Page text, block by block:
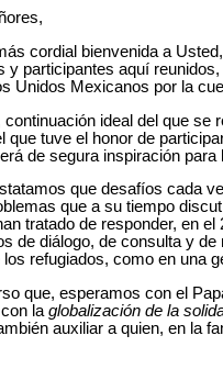
cordial bienvenida a
y participantes aquí
Unidos Mexicanos por la
ideal del que se
tuve el honor de
de segura inspiración para
que desafíos cada
que a su tiempo
tratado de responder, en
de diálogo, de consulta y
refugiados, como en una
que, esperamos con el
la globalización de la
auxiliar a quien, en la